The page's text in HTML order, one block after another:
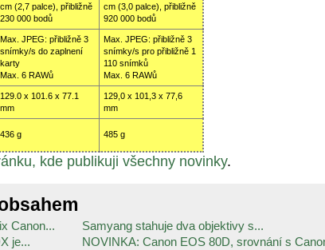
cm (2,7 palce), přibližně
230 000 bodů
cm (3,0 palce), přibližně
920 000 bodů
Max. JPEG: přibližně 3
snímky/s do zaplnení
karty
Max. 6 RAWů
Max. JPEG: přibližně 3
snímky/s pro přibližně 1
110 snímků
Max. 6 RAWů
129.0 x 101.6 x 77.1
mm
129,0 x 101,3 x 77,6
mm
436 g 485 g
kde publikuji všechny novinky.
Canon...
Samyang stahuje dva objektivy s...
je...
NOVINKA: Canon EOS 80D, srovnání s